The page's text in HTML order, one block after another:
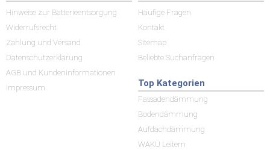
Hinweise zur Batterieentsorgung
Widerrufsrecht
Zahlung und Versand
Datenschutzerklärung
AGB und Kundeninformationen
Impressum
Häufige Fragen
Kontakt
Sitemap
Beliebte Suchanfragen
Top Kategorien
Fassadendämmung
Bodendämmung
Aufdachdämmung
WAKÜ Leitern